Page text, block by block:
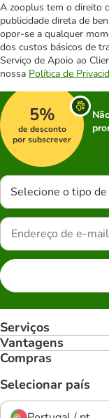
A zooplus tem o direito
publicidade direta de
opor-se a qualquer
dos custos básicos de
Serviço de Apoio ao
nossa Política de
5%
de desconto
por subscrever
Selecione o tipo
Serviços
Vantagens
Compras
Selecionar país